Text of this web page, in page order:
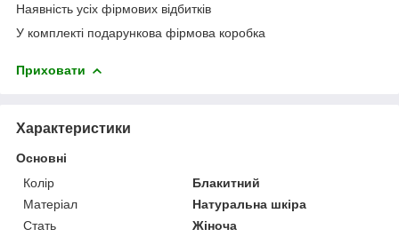
Наявність усіх фірмових відбитків
У комплекті подарункова фірмова коробка
Приховати
Характеристики
Основні
Колір
Блакитний
Матеріал
Натуральна шкіра
Стать
Жіноча